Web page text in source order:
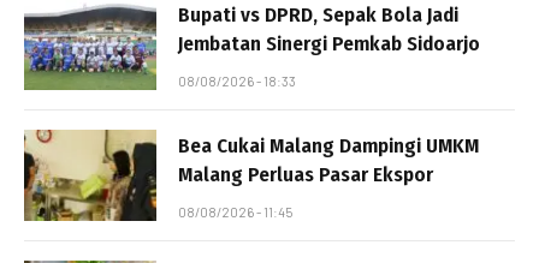
Bupati vs DPRD, Sepak Bola Jadi
Jembatan Sinergi Pemkab Sidoarjo
08/08/2026 - 18:33
Bea Cukai Malang Dampingi UMKM
Malang Perluas Pasar Ekspor
08/08/2026 - 11:45